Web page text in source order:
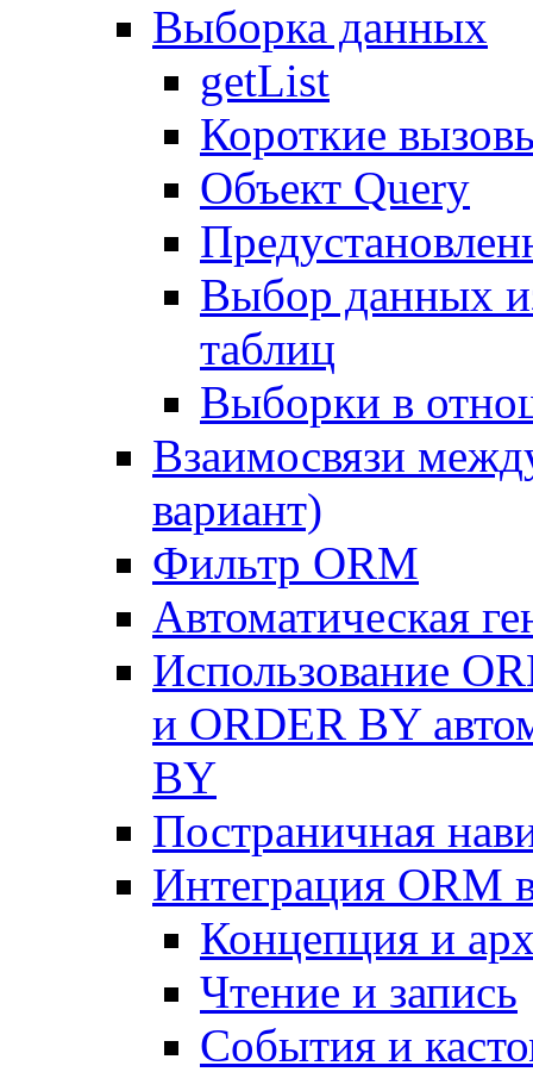
Выборка данных
getList
Короткие
Объект Query
Выбор данных
таблиц
Выборки в
Взаимосвязи
вариант)
Фильтр ORM
Автоматическая
Использование
и ORDER BY
BY
Постраничная
Интеграция ORM
Концепция и
Чтение и запись
События и